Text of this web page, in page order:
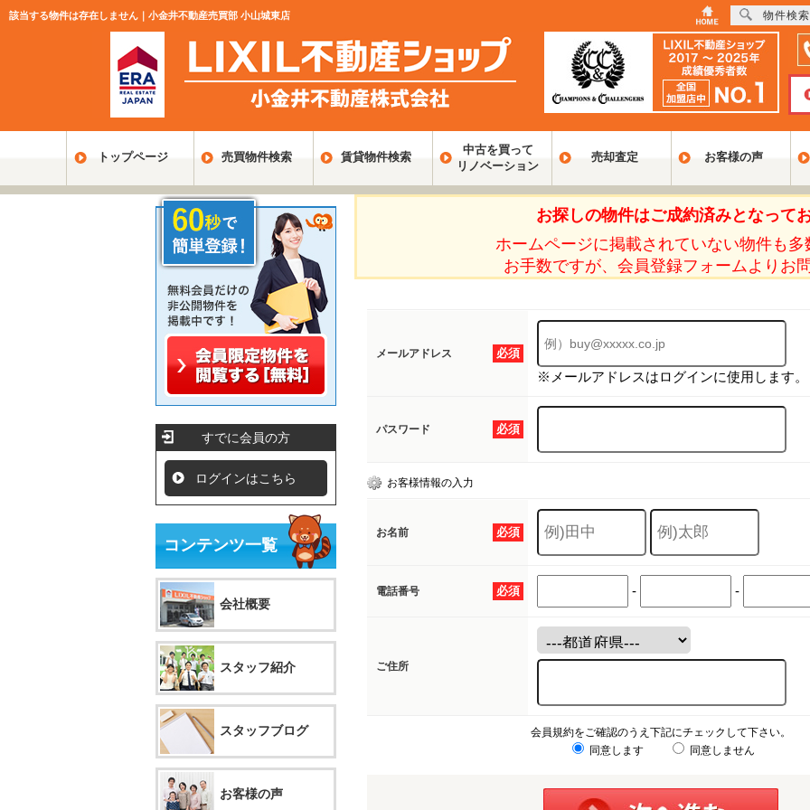
該当する物件は存在しません｜小金井不動産売買部 小山城東店
トップページ 売買物件検索 賃貸物件検索
中古を買って
リノベーション
売却査定 お客様の声
お探しの物件はご成約済みとなってお
ホームページに掲載されていない物件も多
お手数ですが、会員登録フォームよりお
必須
メールアドレス
※メールアドレスはログインに使用します。
必須
パスワード
お客様情報の入力
必須
お名前
必須
電話番号 - -
ご住所
会員規約をご確認のうえ下記にチェックして下さい。
同意します
同意しません
すでに会員の方
ログインはこちら
コンテンツ一覧
会社概要
スタッフ紹介
スタッフブログ
お客様の声
物件検索